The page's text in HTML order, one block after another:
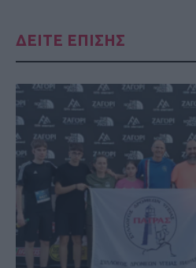
ΔΕΙΤΕ ΕΠΙΣΗΣ